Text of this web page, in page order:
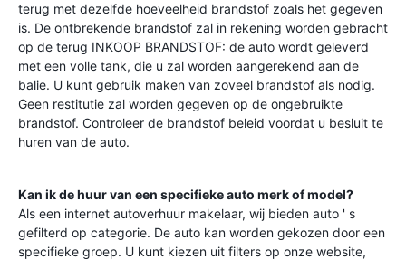
terug met dezelfde hoeveelheid brandstof zoals het gegeven
is. De ontbrekende brandstof zal in rekening worden gebracht
op de terug INKOOP BRANDSTOF: de auto wordt geleverd
met een volle tank, die u zal worden aangerekend aan de
balie. U kunt gebruik maken van zoveel brandstof als nodig.
Geen restitutie zal worden gegeven op de ongebruikte
brandstof. Controleer de brandstof beleid voordat u besluit te
huren van de auto.
Kan ik de huur van een specifieke auto merk of model?
Als een internet autoverhuur makelaar, wij bieden auto ' s
gefilterd op categorie. De auto kan worden gekozen door een
specifieke groep. U kunt kiezen uit filters op onze website,